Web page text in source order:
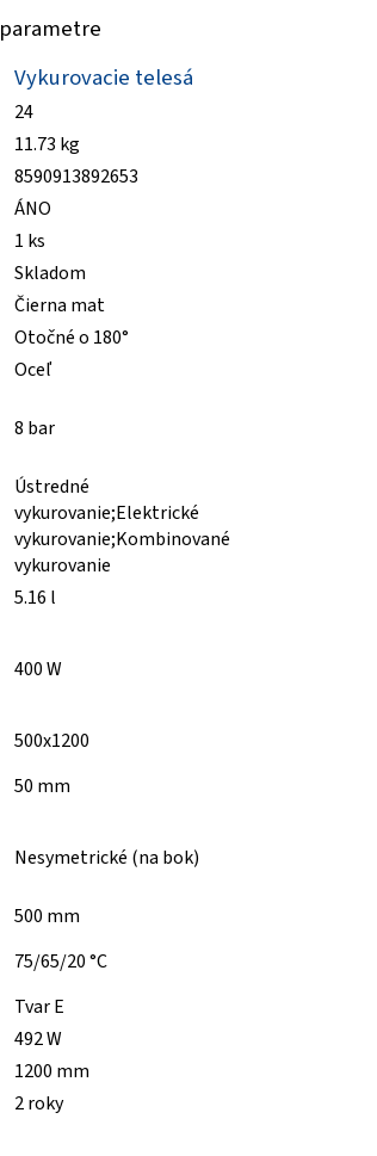
Vykurovacie telesá
24
11.73 kg
8590913892653
ÁNO
1 ks
Skladom
Čierna mat
Otočné o 180°
Oceľ
8 bar
Ústredné
vykurovanie;Elektrické
vykurovanie;Kombinované
vykurovanie
5.16 l
400 W
500x1200
50 mm
Nesymetrické (na bok)
500 mm
75/65/20 °C
Tvar E
492 W
1200 mm
2 roky